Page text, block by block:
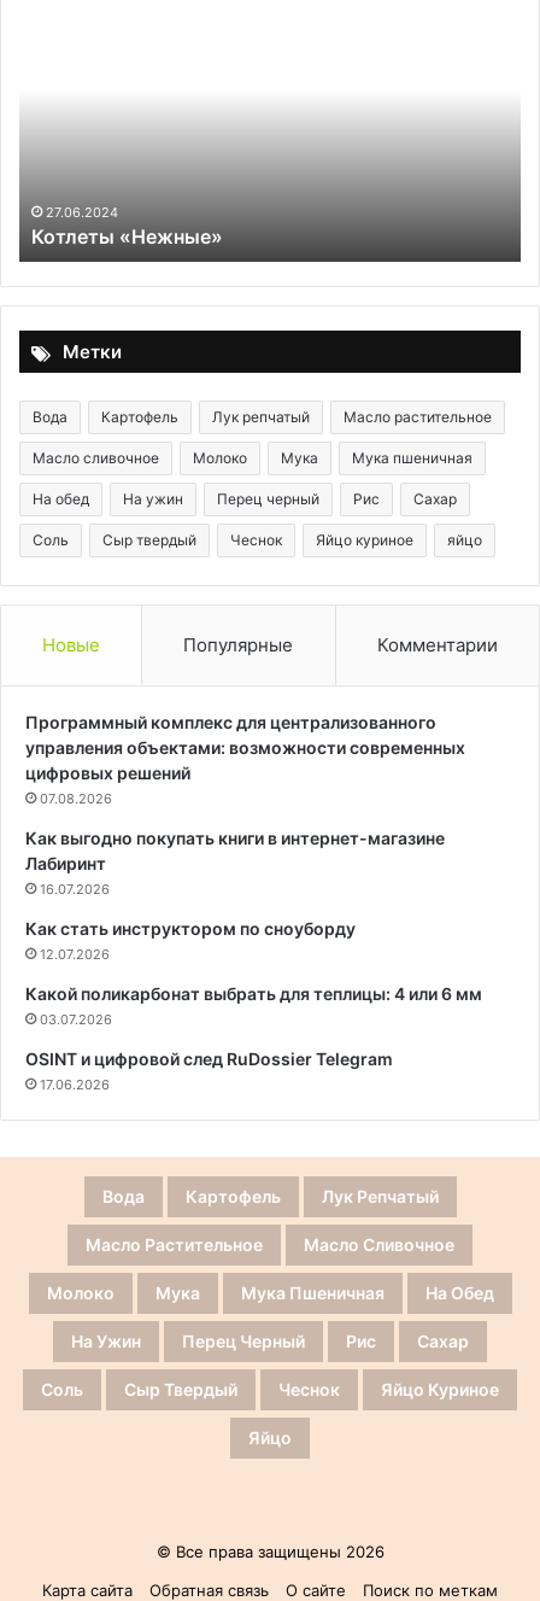
27.06.2024
Котлеты «Нежные»
Метки
Вода Картофель Лук репчатый Масло растительное
Масло сливочное Молоко Мука Мука пшеничная
На обед На ужин Перец черный Рис Сахар
Соль Сыр твердый Чеснок Яйцо куриное яйцо
Новые Популярные Комментарии
Программный комплекс для централизованного
управления объектами: возможности современных
цифровых решений
07.08.2026
Как выгодно покупать книги в интернет-магазине
Лабиринт
16.07.2026
Как стать инструктором по сноуборду
12.07.2026
Какой поликарбонат выбрать для теплицы: 4 или 6 мм
03.07.2026
OSINT и цифровой след RuDossier Telegram
17.06.2026
Вода Картофель Лук Репчатый
Масло Растительное Масло Сливочное
Молоко Мука Мука Пшеничная На Обед
На Ужин Перец Черный Рис Сахар
Соль Сыр Твердый Чеснок Яйцо Куриное
Яйцо
© Все права защищены 2026
Карта сайта
Обратная связь О сайте Поиск по меткам